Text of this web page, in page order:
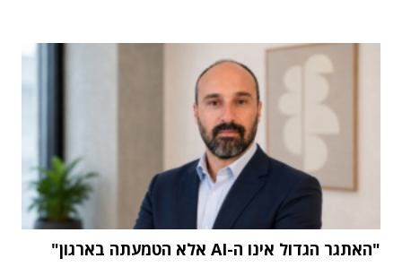
"האתגר הגדול אינו ה-AI אלא הטמעתה בארגון"